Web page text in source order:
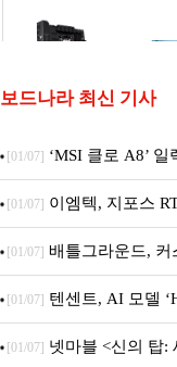
보드나라 최신 기사
[01/07] ‘MSI 클로 A8’
[01/07] 이엠텍, 지포스
팀 월렛부터 PALIT 지
[01/07] 배틀그라운드, 커
[01/07] 텐센트, AI 모델
[01/07] 넷마블 <신의 탑: